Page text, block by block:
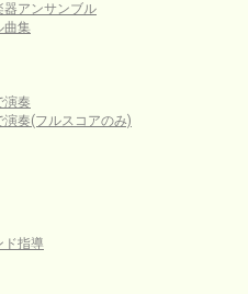
器アンサンブル
曲集
演奏
奏(フルスコアのみ)
ド指導